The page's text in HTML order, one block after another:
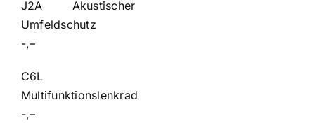
J2A Akustischer
-,–
C6L
-,–